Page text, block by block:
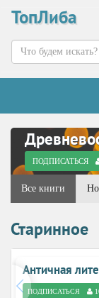
ТопЛиба
ПОДПИСАТЬСЯ
Все книги
Старинное
Античная
ПОДПИСАТЬСЯ